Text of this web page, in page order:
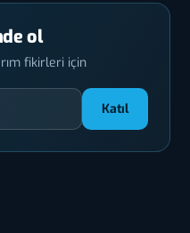
ol
fikirleri için
Katıl